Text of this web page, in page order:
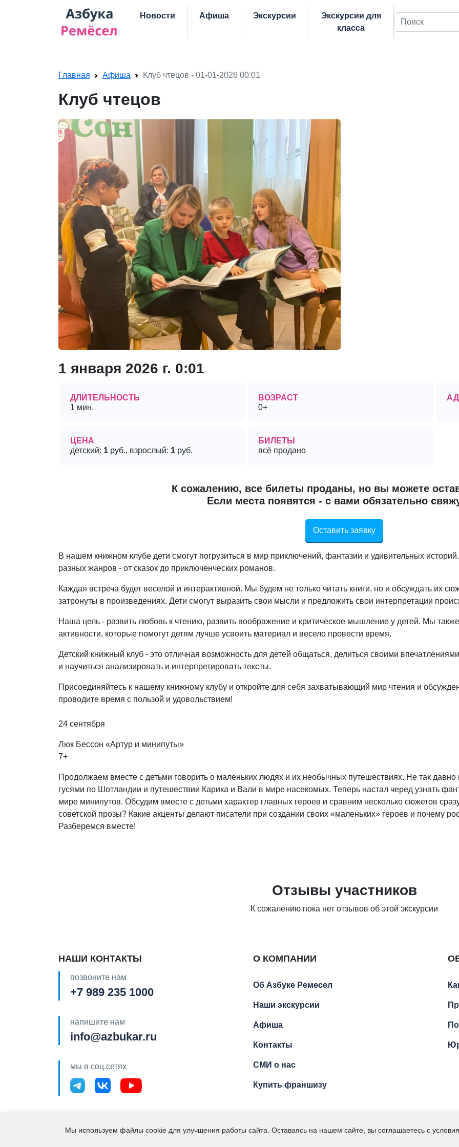
Новости
Афиша Экскурсии
Экскурсии для
класса
Поиск
Главная Афиша Клуб чтецов - 01-01-2026 00:01
Клуб чтецов
1 января 2026 г. 0:01
ДЛИТЕЛЬНОСТЬ
1 мин.
ВОЗРАСТ
0+
ЦЕНА
детский: 1 руб., взрослый: 1 руб.
БИЛЕТЫ
всё продано
К сожалению, все билеты проданы, но вы можете
Если места появятся - с вами обязательно
Оставить заявку
В нашем книжном клубе дети смогут погрузиться в мир приключений, фантазии и удивительных
разных жанров - от сказок до приключенческих романов.
Каждая встреча будет веселой и интерактивной. Мы будем не только читать книги, но и обсуждать их
затронуты в произведениях. Дети смогут выразить свои мысли и предложить свои интерпретации
Наша цель - развить любовь к чтению, развить воображение и критическое мышление у детей. Мы
активности, которые помогут детям лучше усвоить материал и весело провести время.
Детский книжный клуб - это отличная возможность для детей общаться, делиться своими
и научиться анализировать и интерпретировать тексты.
Присоединяйтесь к нашему книжному клубу и откройте для себя захватывающий мир чтения и
проводите время с пользой и удовольствием!
24 сентября
Люк Бессон «Артур и минипуты»
7+
Продолжаем вместе с детьми говорить о маленьких людях и их необычных путешествиях. Не так
гусями по Шотландии и путешествии Карика и Вали в мире насекомых. Теперь настал черед узнать
мире минипутов. Обсудим вместе с детьми характер главных героев и сравним несколько сюжетов
советской прозы? Какие акценты делают писатели при создании своих «маленьких» героев и почему
Разберемся вместе!
Отзывы участников
К сожалению пока нет отзывов об этой экскурсии
НАШИ КОНТАКТЫ
позвоните нам
+7 989 235 1000
напишите нам
info@azbukar.ru
мы в соц.сетях
О КОМПАНИИ
Об Азбуке Ремесел
Наши экскурсии
Афиша
Контакты
СМИ о нас
Купить франшизу
2021 – 2026. "Азбука Ремесел" – экскурсии для детей и подростков. ИП
Мы используем файлы cookie для улучшения работы сайта. Оставаясь на нашем сайте, вы соглашаетесь с